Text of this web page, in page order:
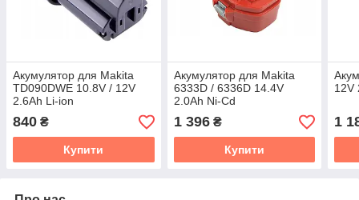
Акумулятор для Makita
TD090DWE 10.8V / 12V
2.6Ah Li-ion
840 ₴
Купити
Акумулятор для Makita
6333D / 6336D 14.4V
2.0Ah Ni-Cd
1 396₴
Купити
12V
1